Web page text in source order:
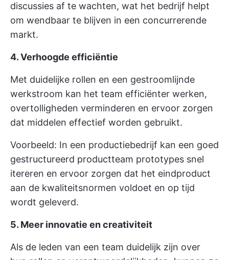
discussies af te wachten, wat het bedrijf helpt
om wendbaar te blijven in een concurrerende
markt.
4. Verhoogde efficiëntie
Met duidelijke rollen en een gestroomlijnde
werkstroom kan het team efficiënter werken,
overtolligheden verminderen en ervoor zorgen
dat middelen effectief worden gebruikt.
Voorbeeld: In een productiebedrijf kan een goed
gestructureerd productteam prototypes snel
itereren en ervoor zorgen dat het eindproduct
aan de kwaliteitsnormen voldoet en op tijd
wordt geleverd.
5. Meer innovatie en creativiteit
Als de leden van een team duidelijk zijn over